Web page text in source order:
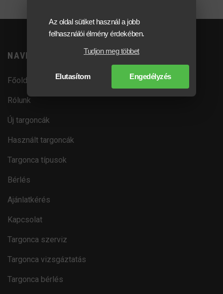
Az oldal sütiket használ a jobb
felhasználói élmény érdekében.
Tudjon meg többet
Elutasítom Engedélyzés
NAVIGÁCIÓ
Főoldal
Rólunk
Új targoncák
Használt targoncák
Targonca típusok
Bérlés
Ajánlatkérés
Kapcsolat
Targonca szerviz
Targonca vizsgáztatás
Targonca bérlés